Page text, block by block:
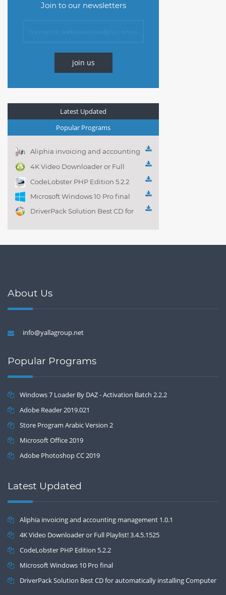
Join to our newsletters
join us
Latest Updated
Popular Programs
Aliphia invoicing and accounting
management 1.0.1
4K Video Downloader or Full
Playlist! 3.4.5.1525
CodeLobster PHP Edition 5.2.2
Microsoft Windows 10 Pro final
DriverPack Solution Best CD for
About Us
info@yallagroup.net
Popular Programs
Windows 7 Loader By DAZ - Activation Batch 2.2.2
Adobe Reader 2019.021
Store Program Arabic Version 2
Microsoft Office 2019
Adobe Photoshop CC 2019
Latest Updated
Aliphia invoicing and accounting management 1.0.1
4K Video Downloader or Full Playlist! 3.4.5.1525
CodeLobster PHP Edition 5.2.2
Microsoft Windows 10 Pro final
DriverPack Solution Best CD for automatically installing Computer